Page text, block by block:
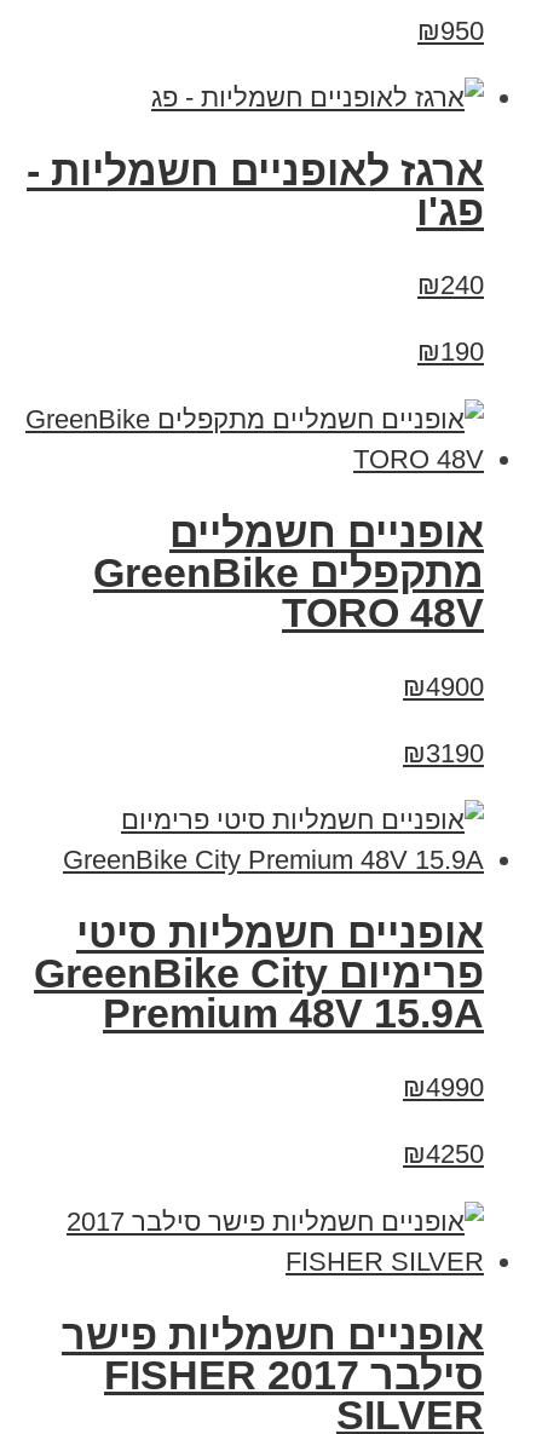
₪950
ארגז לאופניים חשמליות -
פג'ו
₪240
₪190
אופניים חשמליים
מתקפלים GreenBike
TORO 48V
₪4900
₪3190
אופניים חשמליות סיטי
פרימיום GreenBike City
Premium 48V 15.9A
₪4990
₪4250
אופניים חשמליות פישר
סילבר 2017 FISHER
SILVER